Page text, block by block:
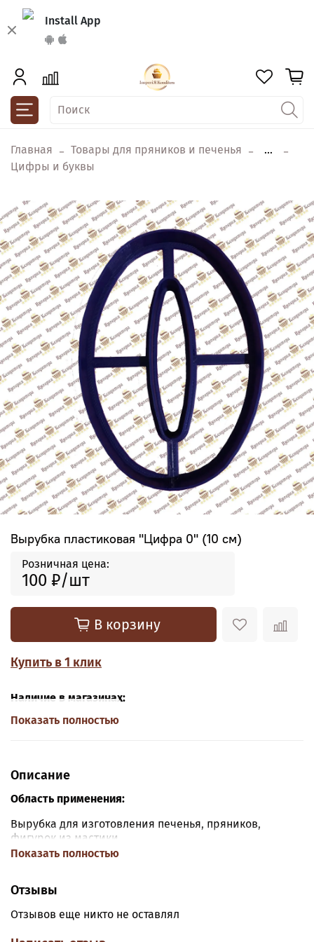
Install App
Главная Товары для пряников и печенья
...
Цифры и буквы
Вырубка пластиковая "Цифра 0" (10 см)
Розничная цена:
100 ₽
В корзину
Купить в 1 клик
Наличие в магазинах:
Показать полностью
Описание
Область применения:
Вырубка для изготовления печенья, пряников,
фигурок из мастики.
Показать полностью
Отзывы
Отзывов еще никто не оставлял